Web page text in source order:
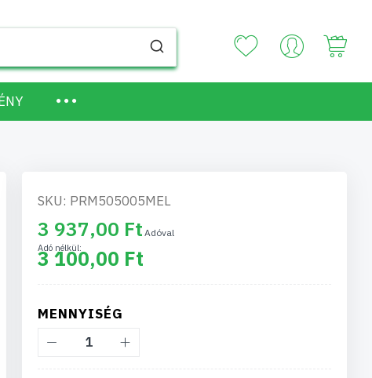
SKU: PRM505005MEL
3 937,00 Ft
3 100,00 Ft
MENNYISÉG